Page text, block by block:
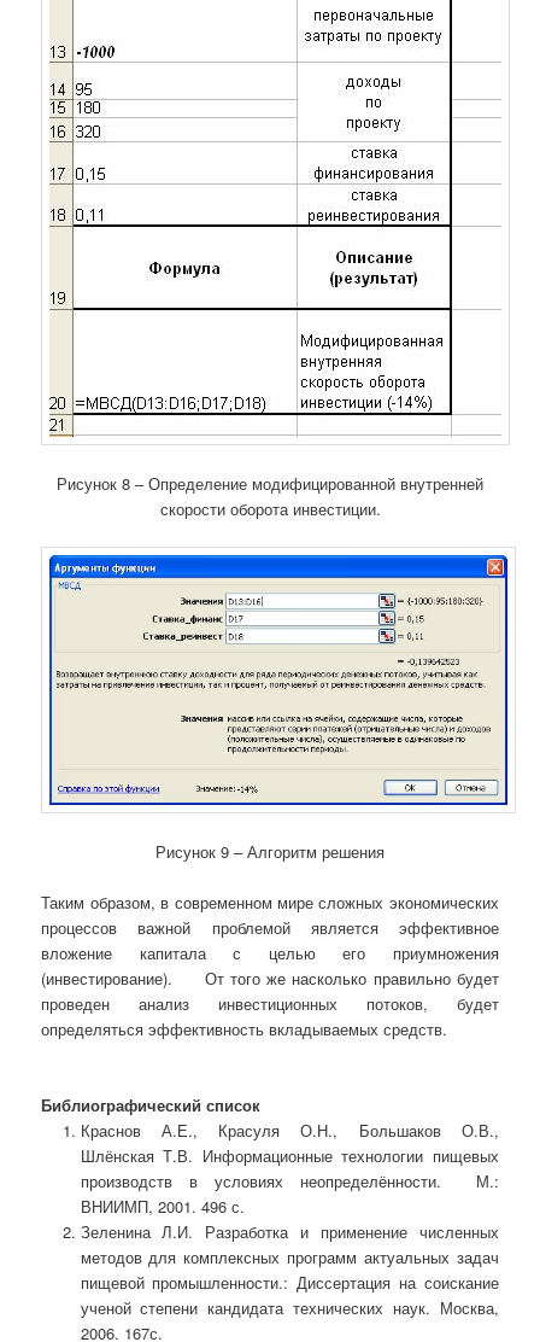
Рисунок 8 – Определение модифицированной внутренней
скорости оборота инвестиции.
Рисунок 9 – Алгоритм решения
Таким образом, в современном мире сложных экономических
процессов важной проблемой является эффективное
вложение капитала с целью его приумножения
(инвестирование). От того же насколько правильно будет
проведен анализ инвестиционных потоков, будет
определяться эффективность вкладываемых средств.
Библиографический список
Краснов А.Е., Красуля О.Н., Большаков О.В.,
Шлёнская Т.В. Информационные технологии пищевых
производств в условиях неопределённости. М.:
ВНИИМП, 2001. 496 с.
Зеленина Л.И. Разработка и применение численных
методов для комплексных программ актуальных задач
пищевой промышленности.: Диссертация на соискание
ученой степени кандидата технических наук. Москва,
2006. 167с.